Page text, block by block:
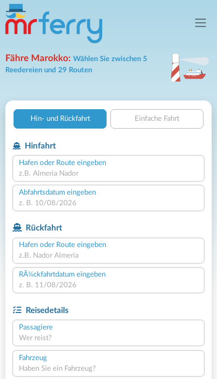
Fähre Marokko:Wählen Sie zwischen 5
Reedereien und 29 Routen
Hin- und Rückfahrt Einfache Fahrt
Hinfahrt
Hafen oder Route eingeben
Abfahrtsdatum eingeben
Rückfahrt
Hafen oder Route eingeben
RÃ¼ckfahrtdatum eingeben
Reisedetails
Passagiere
Wer reist?
Fahrzeug
Haben Sie ein Fahrzeug?